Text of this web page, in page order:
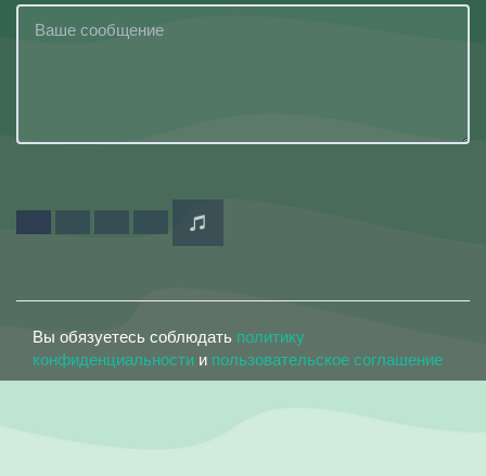
Вы обязуетесь соблюдать политику
конфиденциальности и пользовательское соглашение